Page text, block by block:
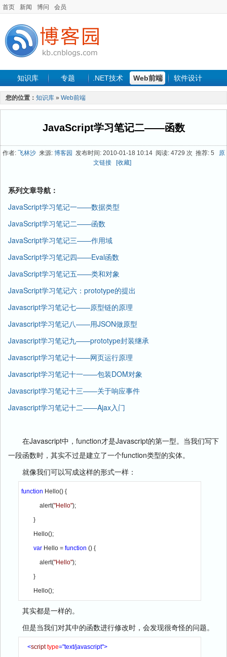
首页 新闻 博问 会员
知识库 专题 .NET技术 Web前端 软件设计
手机开发 软件工程
最新文章
您的位置： 知识库 » Web前端
JavaScript学习笔记二——函数
作者: 飞林沙来源: 博客园 发布时间: 2010-01-18 10:14 阅读: 4729 次 推荐: 5
原
文链接
[收藏]
系列文章导航：
JavaScript学习笔记一——数据类型
JavaScript学习笔记二——函数
JavaScript学习笔记三——作用域
JavaScript学习笔记四——Eval函数
JavaScript学习笔记五——类和对象
JavaScript学习笔记六：prototype的提出
Javascript学习笔记七——原型链的原理
Javascript学习笔记八——用JSON做原型
Javascript学习笔记九——prototype封装继承
Javascript学习笔记十——网页运行原理
Javascript学习笔记十一——包装DOM对象
Javascript学习笔记十三——关于响应事件
Javascript学习笔记十二——Ajax入门
在Javascript中，function才是Javascript的第一型。当我们写下
一段函数时，其实不过是建立了一个function类型的实体。
就像我们可以写成这样的形式一样：
function Hello() {
            alert(
"Hello");
var Hello = function () {
            alert(
"Hello");
        Hello();
其实都是一样的。
但是当我们对其中的函数进行修改时，会发现很奇怪的问题。
<script type="text/javascript">